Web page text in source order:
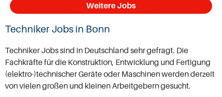
Weitere Jobs
Techniker Jobs in Bonn
Techniker Jobs sind in Deutschland sehr gefragt. Die
Fachkräfte für die Konstruktion, Entwicklung und Fertigung
(elektro-)technischer Geräte oder Maschinen werden derzeit
von vielen großen und kleinen Arbeitgebern gesucht.